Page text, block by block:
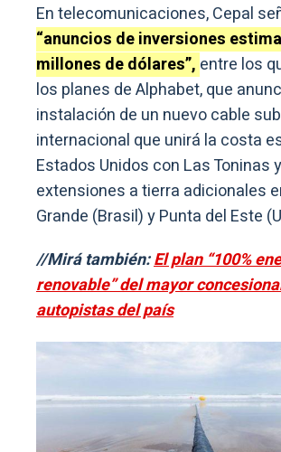
En telecomunicaciones, Cepal
“anuncios de inversiones
millones de dólares”, entre los
los planes de Alphabet, que
instalación de un nuevo cable
internacional que unirá la costa
Estados Unidos con Las Toninas
extensiones a tierra adicionales
Grande (Brasil) y Punta del Este
//Mirá también:El plan “100%
renovable” del mayor
autopistas del país